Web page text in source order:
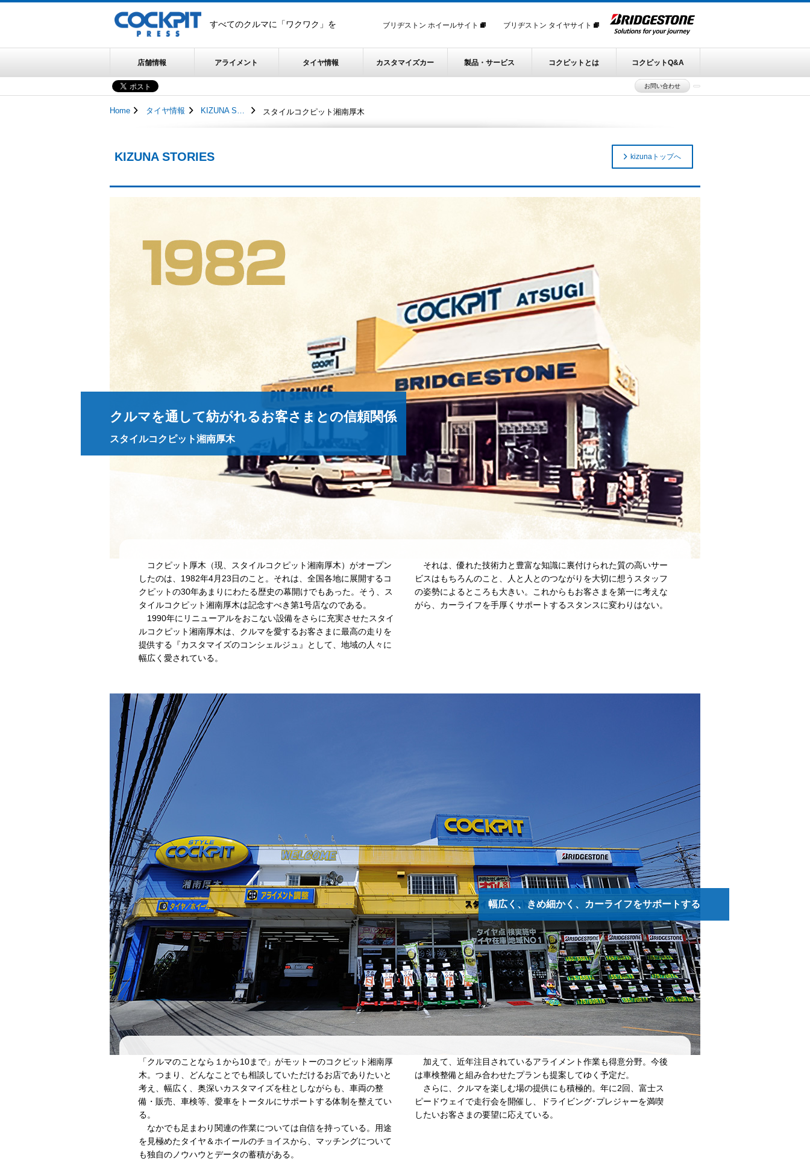
すべてのクルマに「ワクワク」を ブリヂストン ホイールサイト ブリヂストン タイヤサイト
店舗情報 アライメント タイヤ情報 カスタマイズカー 製品・サービス コクピットとは コクピットQ&A
お問い合わせ
Home タイヤ情報 KIZUNA STORIES スタイルコクピット湘南厚木
KIZUNA STORIES kizunaトップへ
クルマを通して紡がれるお客さまとの信頼関係
スタイルコクピット湘南厚木
コクピット厚木（現、スタイルコクピット湘南厚木）がオープン
したのは、1982年4月23日のこと。それは、全国各地に展開するコ
クピットの30年あまりにわたる歴史の幕開けでもあった。そう、ス
タイルコクピット湘南厚木は記念すべき第1号店なのである。
1990年にリニューアルをおこない設備をさらに充実させたスタイ
ルコクピット湘南厚木は、クルマを愛するお客さまに最高の走りを
提供する『カスタマイズのコンシェルジュ』として、地域の人々に
幅広く愛されている。
それは、優れた技術力と豊富な知識に裏付けられた質の高いサー
ビスはもちろんのこと、人と人とのつながりを大切に想うスタッフ
の姿勢によるところも大きい。これからもお客さまを第一に考えな
がら、カーライフを手厚くサポートするスタンスに変わりはない。
幅広く、きめ細かく、カーライフをサポートする
「クルマのことなら１から10まで」がモットーのコクピット湘南厚
木。つまり、どんなことでも相談していただけるお店でありたいと
考え、幅広く、奥深いカスタマイズを柱としながらも、車両の整
備・販売、車検等、愛車をトータルにサポートする体制を整えてい
る。
なかでも足まわり関連の作業については自信を持っている。用途
を見極めたタイヤ＆ホイールのチョイスから、マッチングについて
も独自のノウハウとデータの蓄積がある。
加えて、近年注目されているアライメント作業も得意分野。今後
は車検整備と組み合わせたプランも提案してゆく予定だ。
さらに、クルマを楽しむ場の提供にも積極的。年に2回、富士ス
ピードウェイで走行会を開催し、ドライビング･プレジャーを満喫
したいお客さまの要望に応えている。